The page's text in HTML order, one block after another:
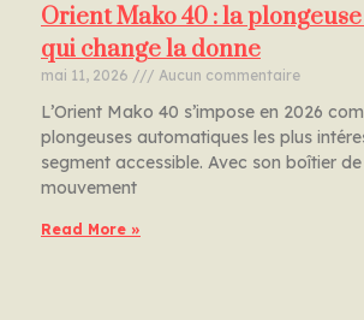
Orient Mako 40 : la
qui change la donne
mai 11, 2026 Aucun commentaire
L’Orient Mako 40 s’impose en 2026
plongeuses automatiques les plus
segment accessible. Avec son boîtier
mouvement
Read More »